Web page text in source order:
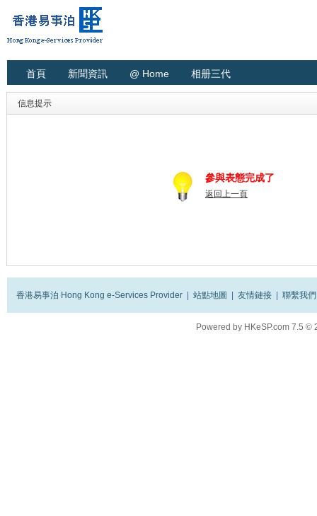
首頁 新聞資訊 @ Home 相册三代
信息提示
參與表態完成了
返回上一頁
香港易事泊 Hong Kong e-Services Provider 站點地圖 友情鏈接 聯繫我們
Powered by HKeSP.com 7.5 ©